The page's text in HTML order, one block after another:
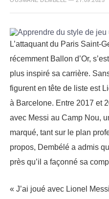
L’attaquant du Paris Saint-
récemment Ballon d’Or,
plus inspiré sa carrière.
figurent en tête de liste est
à Barcelone. Entre 2017 et
avec Messi au Camp Nou,
marqué, tant sur le plan
propos, Dembélé a admis
près qu’il a façonné sa
« J’ai joué avec Lionel